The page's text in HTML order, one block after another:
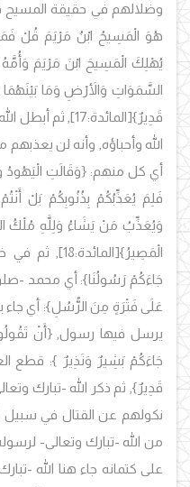
وضلالهم في حقيقة المسيح
هُوَ الْمَسِيحُ ابْنُ مَرْيَمَ قُلْ
يُهْلِكَ الْمَسِيحَ ابْنَ مَرْيَمَ
السَّمَوَاتِ وَالأَرْضِ وَمَا
قَدِيرٌ}[المائدة:17]
, ثم أبطل
الله وأحباؤه, وأنه لن
أي كل منهم: {وَقَالَتِ الْيَهُودُ
فَلِمَ يُعَذِّبُكُمْ بِذُنُوبِكُمْ بَلْ
وَيُعَذِّبُ مَنْ يَشَاءُ وَلِلَّهِ مُلْكُ
الْمَصِيرُ}[المائدة:18],
ثم في
جَاءَكُمْ رَسُولُنَا}: أي محمد -
عَلَى فَتْرَةٍ مِنَ الرُّسُلِ}: أي جاء
يرسل فيها رسول, {أَنْ
جَاءَكُمْ بَشِيرٌ وَنَذِيرٌ }: قطع
قَدِيرٌ}, ثم ذكر الله -تبارك
نكولهم عن القتال في سبيل
من الله -تبارك وتعالى-
على كتمانه جاء هنا الله -